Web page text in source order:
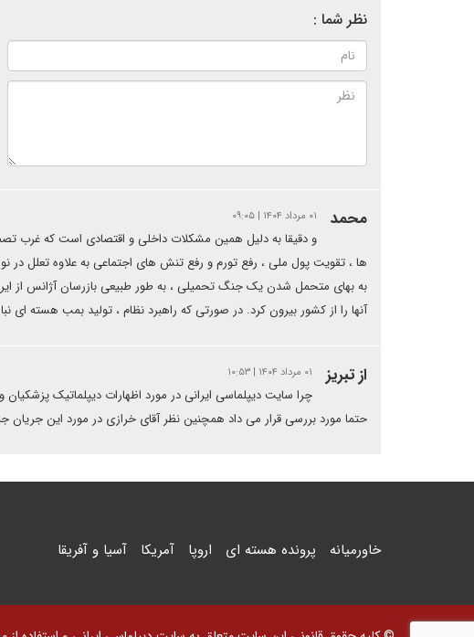
نظر شما :
محمد ۰۱ مرداد ۱۴۰۴ | ۰۹:۰۵
و دقیقا به دلیل همین مشکلات داخلی و اقتصادی است که غرب
ها ، تقویت پول ملی ، رفع تورم و رفع تنش های اجتماعی به علاوه تعلل
به بهای متحمل شدن یک جنگ تحمیلی ، به طور طبیعی بازرسان آژانس از ایران
آنها را از کشور بیرون کرد. در صورتی که راهبرد نظام ، تولید بمب هسته ای
از تبریز ۰۱ مرداد ۱۴۰۴ | ۱۰:۵۳
چرا سایت دیپلماسی ایرانی در مورد اظهارات دیپلماتیک
حتما مورد بررسی قرار می داد همچنین نظر آقای خرازی در مورد این جریان
خاورمیانه پرونده هسته ای اروپا آمریکا آسیا و آفریقا